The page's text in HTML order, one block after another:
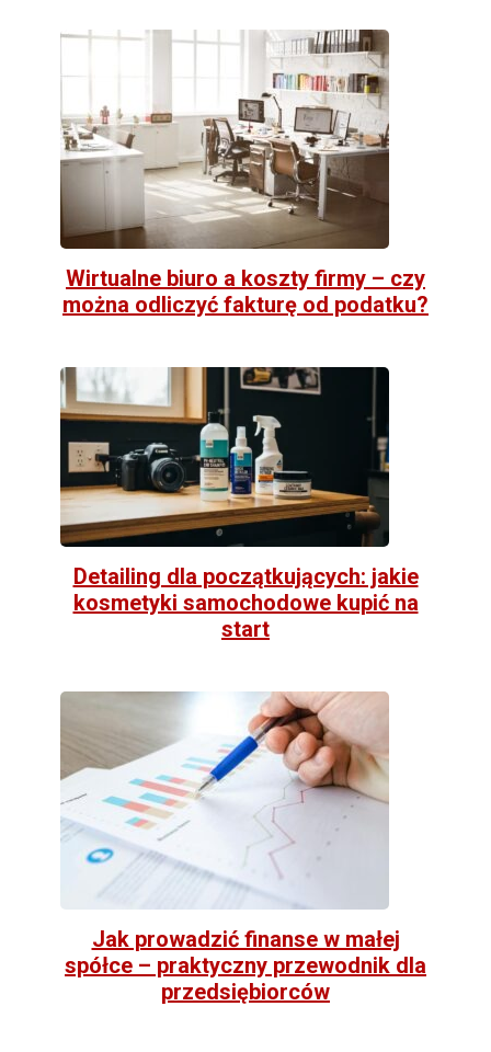
Wirtualne biuro a koszty firmy – czy
można odliczyć fakturę od podatku?
Detailing dla początkujących: jakie
kosmetyki samochodowe kupić na
start
Jak prowadzić finanse w małej
spółce – praktyczny przewodnik dla
przedsiębiorców